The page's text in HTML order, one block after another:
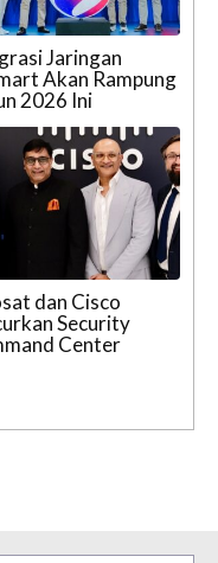
Jaringan
Akan Rampung
2026 Ini
dan Cisco
Security
Center